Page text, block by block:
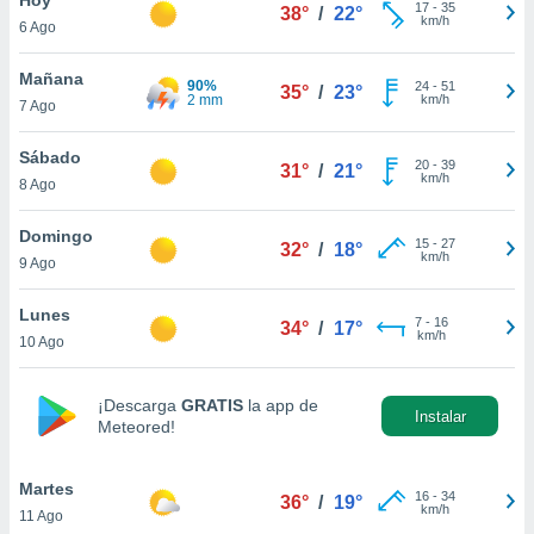
en
más
nuestra
de
aceptar
de
6 Ago
38° / 22° 17- 35
km/h
Mañana
7 Ago
90%
2 mm
35° / 23° 24- 51
km/h
Sábado
8 Ago
31° / 21° 20- 39
km/h
Domingo
9 Ago
32° / 18° 15- 27
km/h
Lunes
10 Ago
34° / 17° 7- 16
km/h
¡Descarga GRATIS la app de
Meteored!
Instalar
Martes
11 Ago
36° / 19° 16- 34
km/h